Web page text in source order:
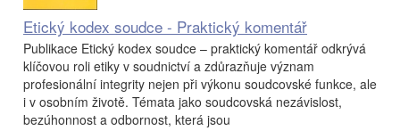
Etický kodex soudce - Praktický komentář
Publikace Etický kodex soudce – praktický komentář odkrývá
klíčovou roli etiky v soudnictví a zdůrazňuje význam
profesionální integrity nejen při výkonu soudcovské funkce, ale
i v osobním životě. Témata jako soudcovská nezávislost,
bezúhonnost a odbornost, která jsou